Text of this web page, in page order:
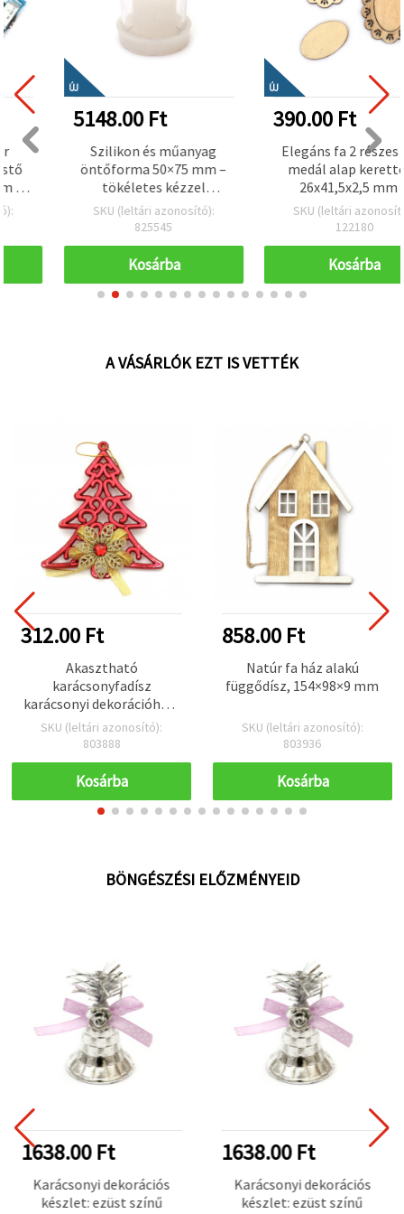
ÚJ
5148.00 Ft
Szilikon és műanyag
öntőforma 50×75 mm –
tökéletes kézzel
készített gyertyákhoz,
szappanokhoz és kreatív
SKU (leltári azonosító):
390.00 Ft
Elegáns fa 2 részes ovál
medál alap kerettel –
26x41,5x2,5 mm +
45x67x2,5 mm keret, 3
mm furat – 5 db/csomag
SKU (leltári azonosító):
A VÁSÁRLÓK EZT IS VETTÉK
312.00 Ft
Akasztható
karácsonyfadísz
karácsonyi dekorációhoz,
160×140 mm
SKU (leltári azonosító):
803888
Kosárba
858.00 Ft
Natúr fa ház alakú
függődísz, 154×98×9 mm
SKU (leltári azonosító):
803936
Kosárba
BÖNGÉSZÉSI ELŐZMÉNYEID
1638.00 Ft
Karácsonyi dekorációs
készlet: ezüst színű
1638.00 Ft
Karácsonyi dekorációs
készlet: ezüst színű